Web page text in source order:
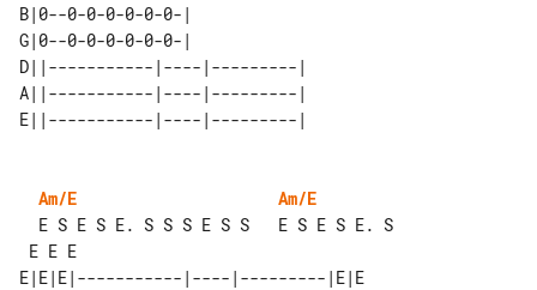
B|0--0-0-0-0-0-0-|
G|0--0-0-0-0-0-0-|
D||-----------|----|---------|
A||-----------|----|---------|
Am/E
Am/E
E|E|E|-----------|----|---------|E|E